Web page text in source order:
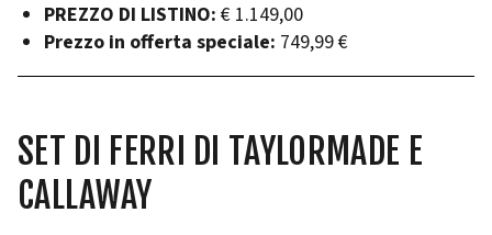
PREZZO DI LISTINO: € 1.149,00
Prezzo in offerta speciale: 749,99 €
SET DI FERRI DI TAYLORMADE E
CALLAWAY